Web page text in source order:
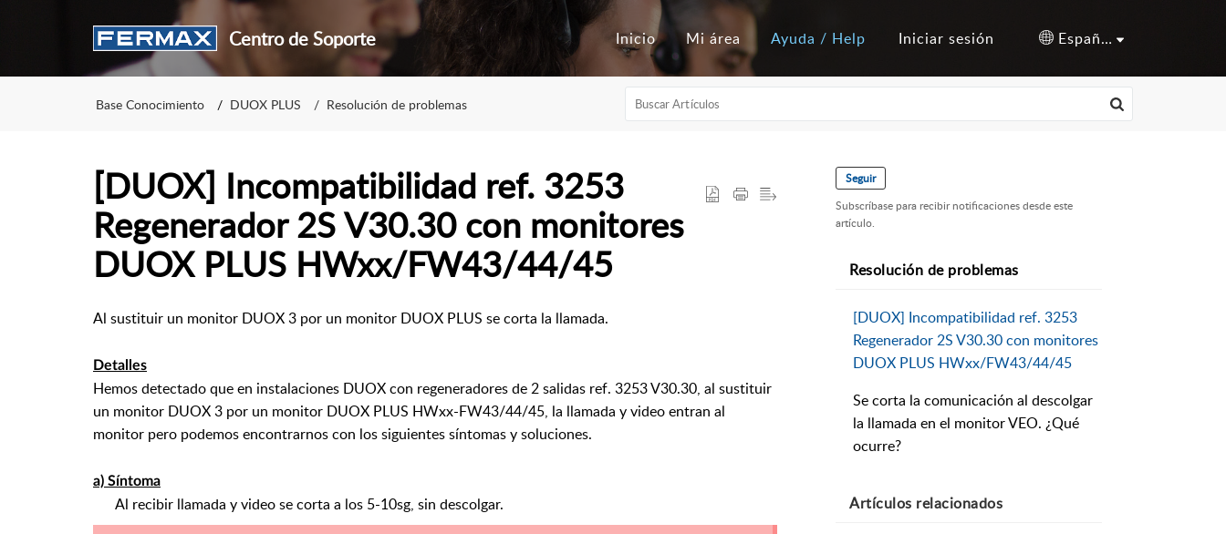
Centro de Soporte Inicio Mi área Ayuda / Help Iniciar sesión Español (España)
Base Conocimiento DUOX PLUS Resolución de problemas
[DUOX] Incompatibilidad ref. 3253
Regenerador 2S V30.30 con monitores
DUOX PLUS HWxx/FW43/44/45
Al sustituir un monitor DUOX 3 por un monitor DUOX PLUS se corta la llamada.
Detalles
Hemos detectado que en instalaciones DUOX con regeneradores de 2 salidas ref. 3253 V30.30, al sustituir
un monitor DUOX 3 por un monitor DUOX PLUS HWxx-FW43/44/45, la llamada y video entran al
monitor pero podemos encontrarnos con los siguientes síntomas y soluciones.
a) Síntoma
Al recibir llamada y video se corta a los 5-10sg, sin descolgar.
Seguir
Subscríbase para recibir notificaciones desde este
artículo.
Resolución de problemas
[DUOX] Incompatibilidad ref. 3253
Regenerador 2S V30.30 con monitores
DUOX PLUS HWxx/FW43/44/45
Se corta la comunicación al descolgar
la llamada en el monitor VEO. ¿Qué
ocurre?
Artículos relacionados